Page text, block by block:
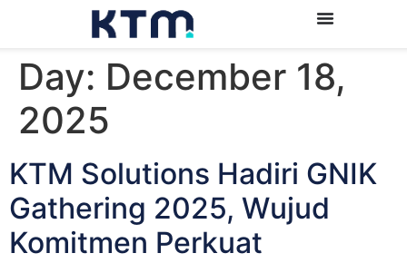
Day: December 18,
2025
KTM Solutions Hadiri GNIK
Gathering 2025, Wujud
Komitmen Perkuat